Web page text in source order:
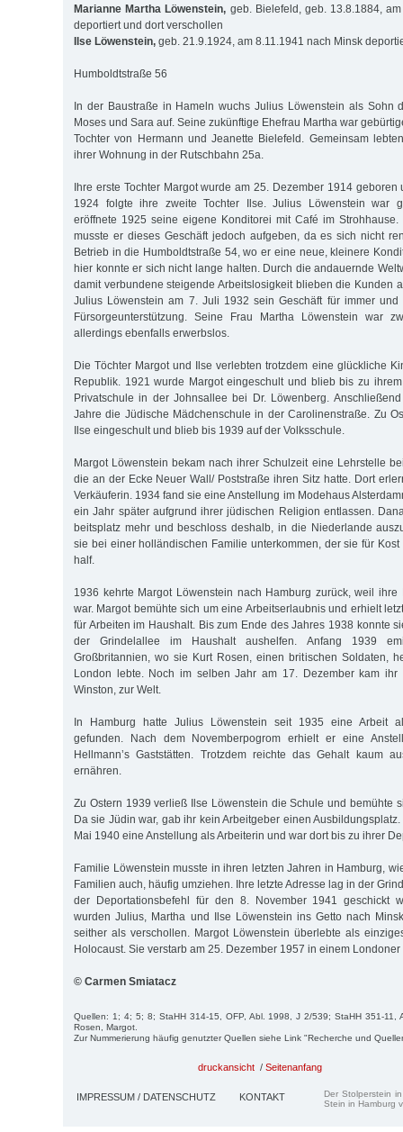
Marianne Martha Löwenstein, geb. Bielefeld, geb. 13.8.1884,
deportiert und dort verschollen
Ilse Löwenstein, geb. 21.9.1924, am 8.11.1941 nach Minsk
Humboldtstraße 56
In der Baustraße in Hameln wuchs Julius Löwenstein als Sohn
Moses und Sara auf. Seine zukünftige Ehefrau Martha war
Tochter von Hermann und Jeanette Bielefeld. Gemeinsam
ihrer Woh­nung in der Rutschbahn 25a.
Ihre erste Tochter Margot wurde am 25. Dezember 1914 geboren
1924 folgte ihre zweite Tochter Ilse. Julius Löwenstein war
eröffnete 1925 seine eigene Konditorei mit Café im
muss­te er dieses Geschäft jedoch aufgeben, da es sich nicht
Betrieb in die Hum­boldt­straße 54, wo er eine neue, kleinere
hier konn­te er sich nicht lange halten. Durch die andauernde
damit verbundene steigende Arbeitslosigkeit blieben die Kunden
Julius Lö­wenstein am 7. Juli 1932 sein Geschäft für immer
Fürsorge­unter­stützung. Seine Frau Martha Löwenstein war
allerdings ebenfalls erwerbslos.
Die Töchter Margot und Ilse verlebten trotzdem eine glückliche
Re­publik. 1921 wurde Margot eingeschult und blieb bis zu
Privat­schule in der Johnsallee bei Dr. Lö­wen­berg.
Jahre die Jü­dische Mädchen­schu­le in der Carolinenstraße. Zu
Ilse eingeschult und blieb bis 1939 auf der Volksschule.
Margot Löwenstein bekam nach ihrer Schul­zeit eine Lehrstelle
die an der Ecke Neuer Wall/ Poststraße ihren Sitz hatte. Dort
Verkäu­ferin. 1934 fand sie eine Anstellung im Modehaus
ein Jahr später aufgrund ihrer jüdischen Re­ligion entlassen.
beits­platz mehr und beschloss deshalb, in die Niederlande
sie bei einer holländischen Familie unterkommen, der sie für
half.
1936 kehrte Margot Löwenstein nach Hamburg zurück, weil ihre
war. Margot bemühte sich um eine Arbeitserlaubnis und erhielt
für Arbeiten im Haushalt. Bis zum Ende des Jahres 1938 konnte
der Grindelallee im Haushalt aushelfen. Anfang 1939
Großbritannien, wo sie Kurt Rosen, einen britischen Soldaten,
London lebte. Noch im selben Jahr am 17. Dezember kam ihr
Winston, zur Welt.
In Hamburg hatte Julius Löwenstein seit 1935 eine Arbeit
gefunden. Nach dem Novemberpogrom erhielt er eine
Hellmann’s Gast­stät­ten. Trotzdem reichte das Gehalt kaum
ernähren.
Zu Ostern 1939 verließ Ilse Löwenstein die Schule und bemühte
Da sie Jüdin war, gab ihr kein Arbeitgeber einen
Mai 1940 eine Anstellung als Arbeiterin und war dort bis zu ihrer
Familie Löwenstein musste in ihren letzten Jahren in Hamburg,
Fa­milien auch, häufig umziehen. Ihre letzte Adresse lag in der
der Deportationsbefehl für den 8. November 1941 geschickt
wurden Julius, Martha und Ilse Löwenstein ins Getto nach
seither als verschollen. Margot Löwenstein überlebte als
Holocaust. Sie verstarb am 25. Dezember 1957 in einem
© Carmen Smiatacz
Quellen: 1; 4; 5; 8; StaHH 314-15, OFP, Abl. 1998, J 2/539; StaHH 351-11,
Rosen, Margot.
Zur Nummerierung häufig genutzter Quellen siehe Link "Recherche und
druckansicht / Seitenanfang
IMPRESSUM / DATENSCHUTZ KONTAKT
Der Stolperstein
Stein in Hamburg